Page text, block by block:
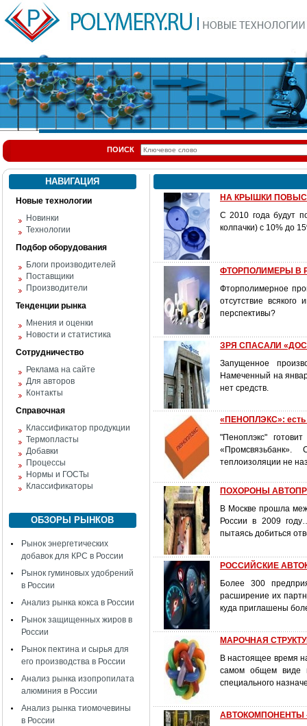
ПОИСК
НАВИГАЦИЯ
Новые технологии
Новинки
Технологии
Подбор оборудования
Блоги производителей
Поставщики
Производители
Тенденции рынка
Мнения и оценки
Новости и статистика
Сотрудничество
Реклама на сайте
Для авторов
Контакты
Справочная
Классификатор продукции
Термопласты
Добавки
Процессы
Нормы и ГОСТы
Классификаторы
ОБЗОРЫ РЫНКОВ
Рынок энергетических
добавок для КРС в России
Рынок гуминовых удобрений
в России
Анализ рынка кокса в России
Рынок защищенных жиров в
России
Рынок пектина и сырья для
его производства в России
Анализ рынка изопропилата
алюминия в России
Анализ рынка тиомочевины
в России
НА КРЫШКИ
С 2010 года будут
колпачки) с 10% до
ФТОРПОЛИМЕРЫ В
Фторполимерное
отсутствие
перспективы?
ЗРЯ СПАСАЛИ
Запущенное
Намеченный на
нет средств.
«ПЕНОПЛЭКС»:
"Пеноплэкс"
теплоизоляции не
ПОХОРОНЫ
В Москве прошла
России в 2009
пытаясь добиться
РОССИЙСКИЕ
Более 300
расширение их
куда приглашены
МАРОЧНАЯ
В настоящее время
самом общем виде
специального
АВТОКОМПОНЕНТЫ –